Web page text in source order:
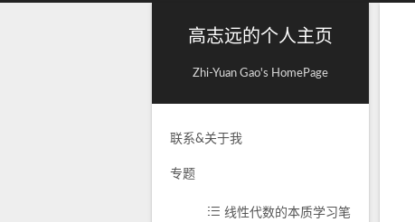
高志远的个人主页
Zhi-Yuan Gao's HomePage
联系&关于我
专题
线性代数的本质学习笔